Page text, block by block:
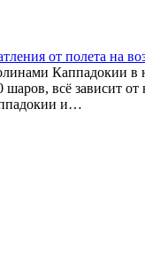
от полета на
Каппадокии в
всё зависит от
и…